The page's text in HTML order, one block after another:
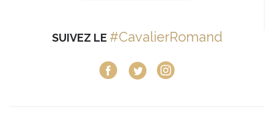
SUIVEZ LE #CavalierRomand